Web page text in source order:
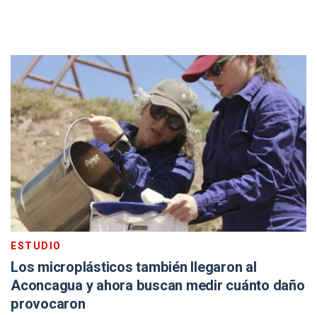
ESTUDIO
Los microplásticos también llegaron al
Aconcagua y ahora buscan medir cuánto daño
provocaron